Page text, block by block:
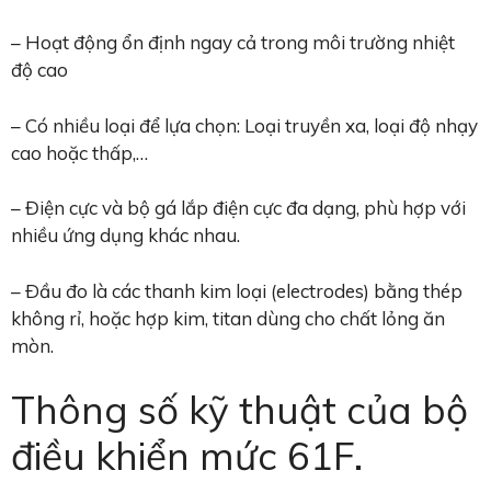
– Hoạt động ổn định ngay cả trong môi trường nhiệt
độ cao
– Có nhiều loại để lựa chọn: Loại truyền xa, loại độ nhạy
cao hoặc thấp,…
– Điện cực và bộ gá lắp điện cực đa dạng, phù hợp với
nhiều ứng dụng khác nhau.
– Ðầu đo là các thanh kim loại (electrodes) bằng thép
không rỉ, hoặc hợp kim, titan dùng cho chất lỏng ăn
mòn.
Thông số kỹ thuật của bộ
điều khiển mức 61F.